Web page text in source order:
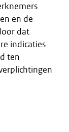
en de
dat
indicaties
ten